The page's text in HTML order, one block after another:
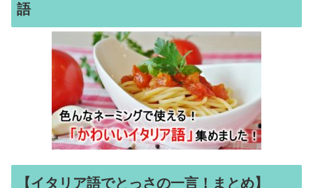
語
【イタリア語でとっさの一言！まとめ】